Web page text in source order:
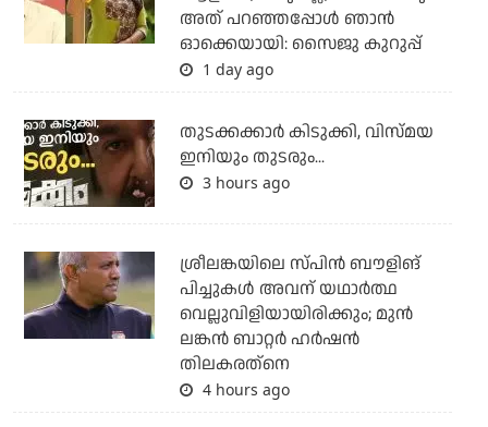
അത് പറഞ്ഞപ്പോള്‍ ഞാന്‍
ഓക്കെയായി: സൈജു കുറുപ്പ്
1 day ago
തുടക്കക്കാര്‍ കിടുക്കി, വിസ്മയ
ഇനിയും തുടരും...
3 hours ago
ശ്രീലങ്കയിലെ സ്പിന്‍ ബൗളിങ്
പിച്ചുകള്‍ അവന് യഥാര്‍ത്ഥ
വെല്ലുവിളിയായിരിക്കും; മുന്‍
ലങ്കന്‍ ബാറ്റര്‍ ഹര്‍ഷന്‍
തിലകരത്‌നെ
4 hours ago